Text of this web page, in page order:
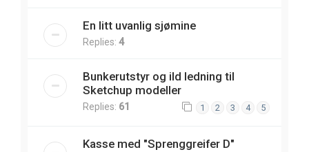
En litt uvanlig sjømine
Replies: 4
Bunkerutstyr og ild ledning til
Sketchup modeller
Replies: 61 1 2 3 4 5
Kasse med "Sprenggreifer D"